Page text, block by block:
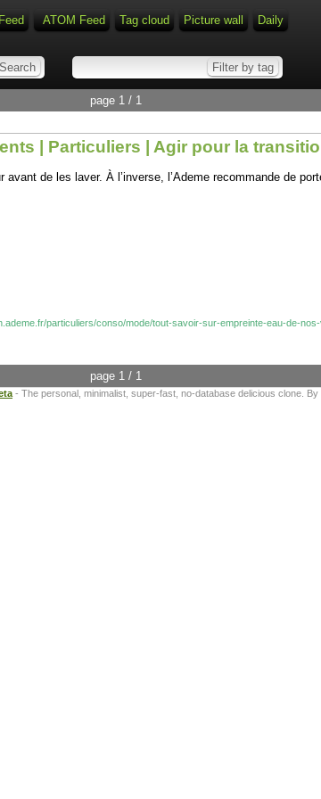
ATOM Feed Tag cloud Picture wall Daily
page 1 / 1
| Particuliers | Agir pour la
de les laver. À l’inverse, l’Ademe recommande de
particuliers/conso/mode/tout-savoir-sur-empreinte-eau-de-
page 1 / 1
- The personal, minimalist, super-fast, no-database delicious clone. By